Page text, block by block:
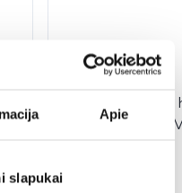
Apie
slapukai
BIONIKE
prausiklis